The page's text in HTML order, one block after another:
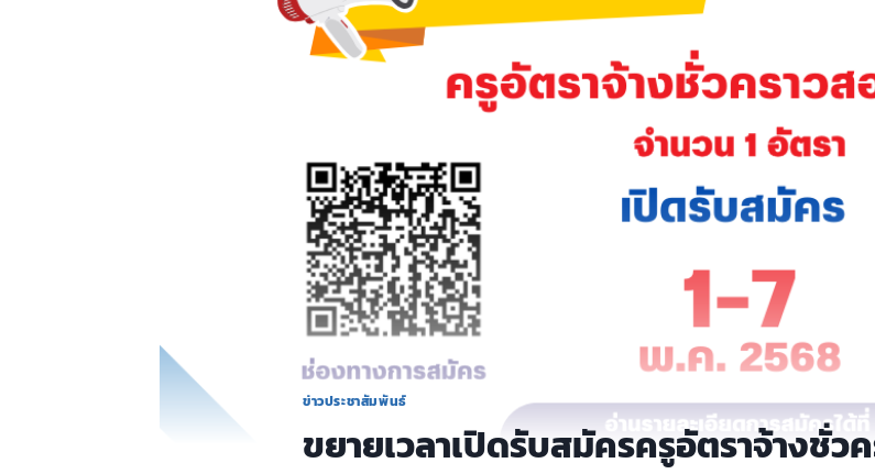
ข่าวประชาสัมพันธ์
ขยายเวลาเปิดรับสมัครครูอัตราจ้างชั่ว